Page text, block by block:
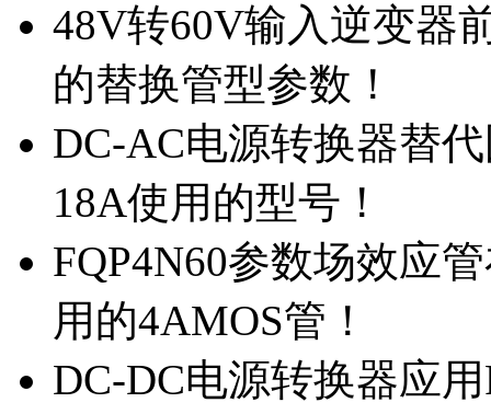
48V转60V输入逆变器
的替换管型参数！
DC-AC电源转换器替
18A使用的型号！
FQP4N60参数场效应
用的4AMOS管！
DC-DC电源转换器应